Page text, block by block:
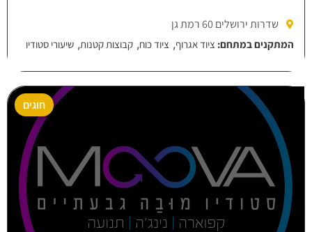
שדרות ירושלים 60 רמת גן
המתקנים במתחם: ציוד אגרוף, ציוד כוח, קבוצות קטנות, שיעורי סטודיו
חוגים